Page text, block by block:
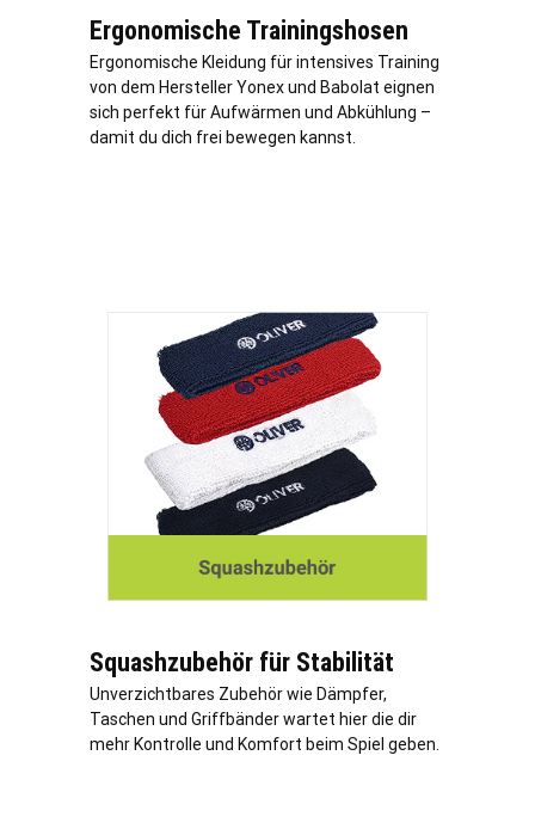
Ergonomische Trainingshosen
Ergonomische Kleidung für intensives Training
von dem Hersteller Yonex und Babolat eignen
sich perfekt für Aufwärmen und Abkühlung –
damit du dich frei bewegen kannst.
Squashzubehör für Stabilität
Unverzichtbares Zubehör wie Dämpfer,
Taschen und Griffbänder wartet hier die dir
mehr Kontrolle und Komfort beim Spiel geben.